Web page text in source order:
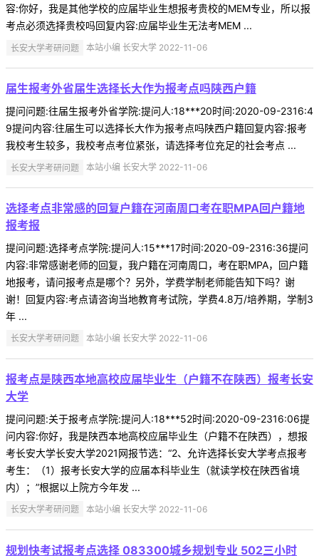
容:你好，我是其他学校的应届毕业生想报考贵校的MEM专业，所以报
考点必须选择贵校吗回复内容:应届毕业生无法考MEM ...
长安大学考研问题 本站小编 长安大学 2022-11-06
届生报考外省届生选择长大作为报考点吗陕西户籍
提问问题:往届生报考外省学院:提问人:18***20时间:2020-09-2316:4
9提问内容:往届生可以选择长大作为报考点吗陕西户籍回复内容:报考
我校考生较多，我校考点考位紧张，请选择考位充足的社会考点 ...
长安大学考研问题 本站小编 长安大学 2022-11-06
选择考点非常感的回复户籍在河南周口考在职MPA回户籍地
报考报
提问问题:选择考点学院:提问人:15***17时间:2020-09-2316:36提问
内容:非常感谢老师的回复，我户籍在河南周口，考在职MPA，回户籍
地报考，请问报考点是哪个？另外，学费学制老师能告知下吗？谢
谢！回复内容:考点请咨询当地教育考试院，学费4.8万/培养期，学制3
年 ...
长安大学考研问题 本站小编 长安大学 2022-11-06
报考点是陕西本地高校应届毕业生（户籍不在陕西）报考长安
大学
提问问题:关于报考点学院:提问人:18***52时间:2020-09-2316:06提
问内容:你好，我是陕西本地高校应届毕业生（户籍不在陕西），想报
考长安大学长安大学2021网报节选：“2、允许选择长安大学考点报考
考生：（1）报考长安大学的应届本科毕业生（就读学校在陕西省境
内）；”根据以上院方今年发 ...
长安大学考研问题 本站小编 长安大学 2022-11-06
规划快考试报考点选择 083300城乡规划专业 502三小时